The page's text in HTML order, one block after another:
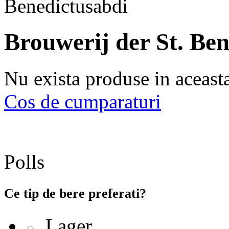
Brouwerij der St.
Nu exista produse in
Cos de cumparaturi
Polls
Ce tip de bere preferati?